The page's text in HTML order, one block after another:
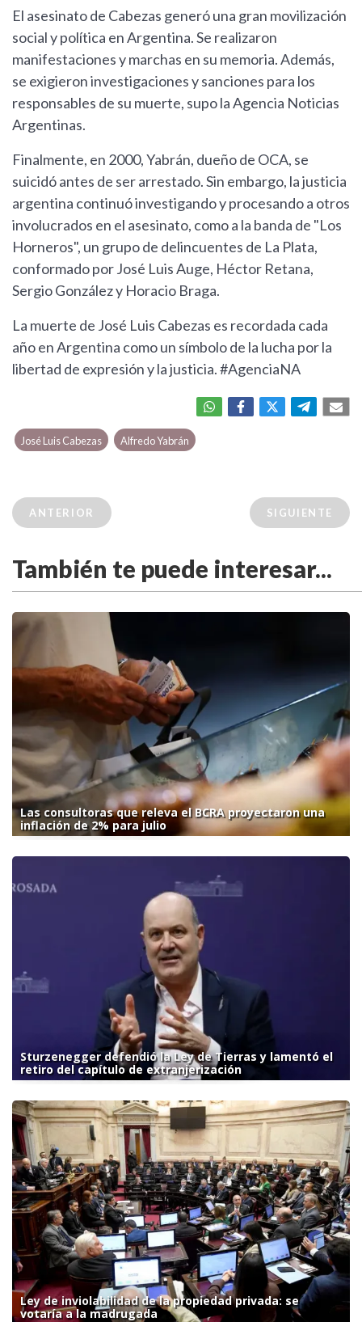
El asesinato de Cabezas generó una gran movilización
social y política en Argentina. Se realizaron
manifestaciones y marchas en su memoria. Además,
se exigieron investigaciones y sanciones para los
responsables de su muerte, supo la Agencia Noticias
Argentinas.
Finalmente, en 2000, Yabrán, dueño de OCA, se
suicidó antes de ser arrestado. Sin embargo, la justicia
argentina continuó investigando y procesando a otros
involucrados en el asesinato, como a la banda de "Los
Horneros", un grupo de delincuentes de La Plata,
conformado por José Luis Auge, Héctor Retana,
Sergio González y Horacio Braga.
La muerte de José Luis Cabezas es recordada cada
año en Argentina como un símbolo de la lucha por la
libertad de expresión y la justicia. #AgenciaNA
José Luis Cabezas Alfredo Yabrán
ANTERIOR SIGUIENTE
También te puede interesar...
Las consultoras que releva el BCRA proyectaron una
inflación de 2% para julio
Sturzenegger defendió la Ley de Tierras y lamentó el
retiro del capítulo de extranjerización
Ley de inviolabilidad de la propiedad privada: se
votaría a la madrugada